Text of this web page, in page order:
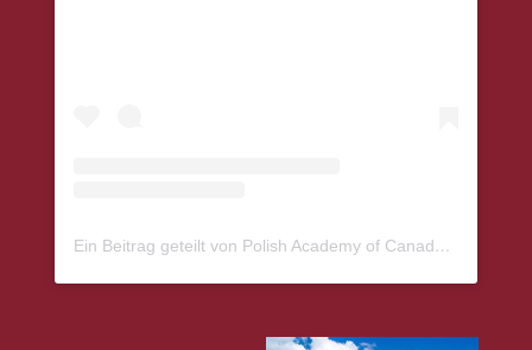
Ein Beitrag geteilt von Polish Academy of Canada (@pac_alina)